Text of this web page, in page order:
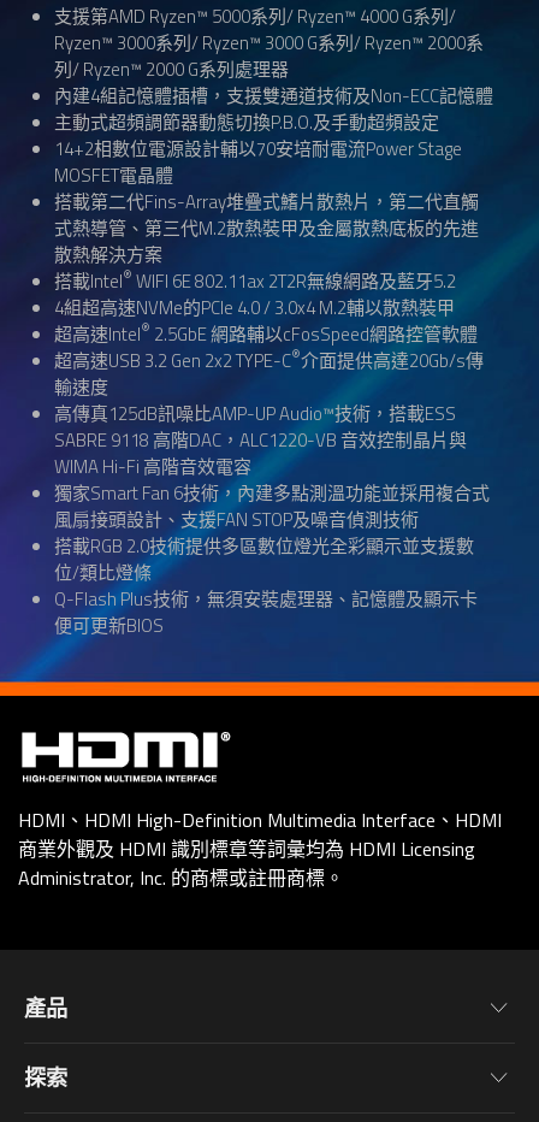
支援第AMD Ryzen™ 5000系列/ Ryzen™ 4000 G系列/
Ryzen™ 3000系列/ Ryzen™ 3000 G系列/ Ryzen™ 2000系
列/ Ryzen™ 2000 G系列處理器
內建4組記憶體插槽，支援雙通道技術及Non-ECC記憶體
主動式超頻調節器動態切換P.B.O.及手動超頻設定
14+2相數位電源設計輔以70安培耐電流Power Stage
MOSFET電晶體
搭載第二代Fins-Array堆疊式鰭片散熱片，第二代直觸
式熱導管、第三代M.2散熱裝甲及金屬散熱底板的先進
散熱解決方案
搭載Intel® WIFI 6E 802.11ax 2T2R無線網路及藍牙5.2
4組超高速NVMe的PCIe 4.0 / 3.0x4 M.2輔以散熱裝甲
超高速Intel® 2.5GbE 網路輔以cFosSpeed網路控管軟體
超高速USB 3.2 Gen 2x2 TYPE-C®介面提供高達20Gb/s傳
輸速度
高傳真125dB訊噪比AMP-UP Audio™技術，搭載ESS
SABRE 9118 高階DAC，ALC1220-VB 音效控制晶片與
WIMA Hi-Fi 高階音效電容
獨家Smart Fan 6技術，內建多點測溫功能並採用複合式
風扇接頭設計、支援FAN STOP及噪音偵測技術
搭載RGB 2.0技術提供多區數位燈光全彩顯示並支援數
位/類比燈條
Q-Flash Plus技術，無須安裝處理器、記憶體及顯示卡
便可更新BIOS
HDMI、HDMI High-Definition Multimedia Interface、HDMI
商業外觀及 HDMI 識別標章等詞彙均為 HDMI Licensing
Administrator, Inc. 的商標或註冊商標。
產品
主機板
探索